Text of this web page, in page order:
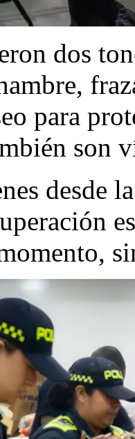
dos
para
son
desde